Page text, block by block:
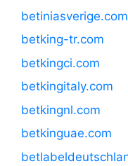
betiniasverige.com
betking-tr.com
betkingci.com
betkingitaly.com
betkingnl.com
betkinguae.com